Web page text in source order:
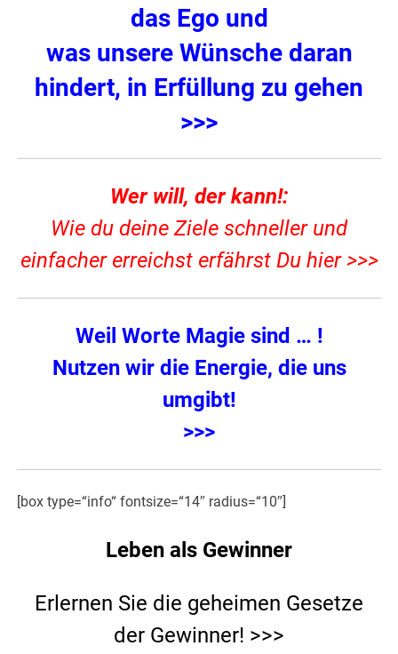
das Ego und
was unsere Wünsche daran
hindert, in Erfüllung zu gehen
>>>
Wer will, der kann!:
Wie du deine Ziele schneller und
einfacher erreichst erfährst Du hier >>>
Weil Worte Magie sind … !
Nutzen wir die Energie, die uns
umgibt!
>>>
[box type=“info“ fontsize=“14″ radius=“10″]
Leben als Gewinner
Erlernen Sie die geheimen Gesetze
der Gewinner! >>>